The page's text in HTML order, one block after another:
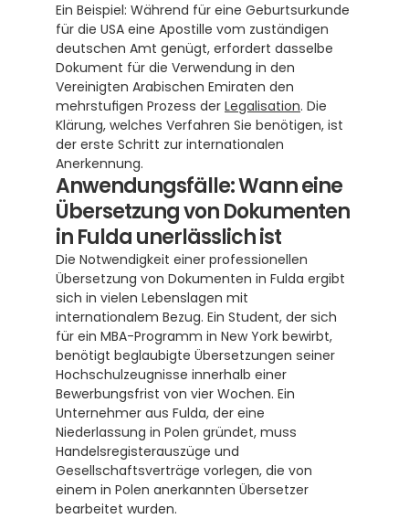
Ein Beispiel: Während für eine Geburtsurkunde
für die USA eine Apostille vom zuständigen
deutschen Amt genügt, erfordert dasselbe
Dokument für die Verwendung in den
Vereinigten Arabischen Emiraten den
mehrstufigen Prozess der Legalisation. Die
Klärung, welches Verfahren Sie benötigen, ist
der erste Schritt zur internationalen
Anerkennung.
Anwendungsfälle: Wann eine
Übersetzung von Dokumenten
in Fulda unerlässlich ist
Die Notwendigkeit einer professionellen
Übersetzung von Dokumenten in Fulda ergibt
sich in vielen Lebenslagen mit
internationalem Bezug. Ein Student, der sich
für ein MBA-Programm in New York bewirbt,
benötigt beglaubigte Übersetzungen seiner
Hochschulzeugnisse innerhalb einer
Bewerbungsfrist von vier Wochen. Ein
Unternehmer aus Fulda, der eine
Niederlassung in Polen gründet, muss
Handelsregisterauszüge und
Gesellschaftsverträge vorlegen, die von
einem in Polen anerkannten Übersetzer
bearbeitet wurden.